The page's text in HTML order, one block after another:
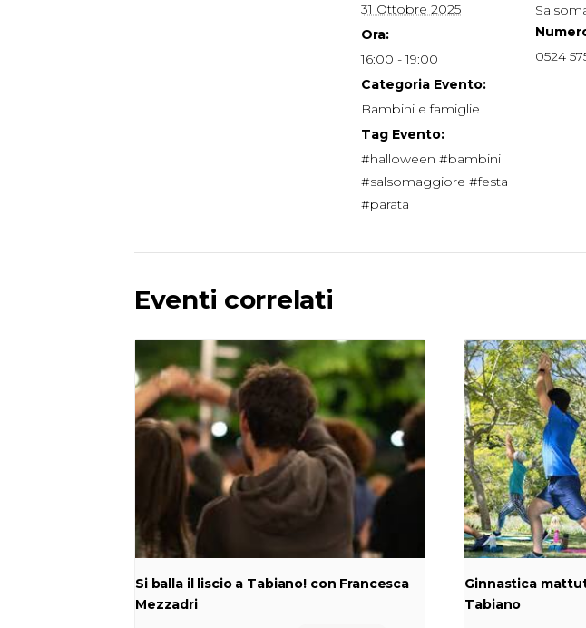
31 Ottobre 2025
Ora:
16:00 - 19:00
Categoria Evento:
Bambini e famiglie
Tag Evento:
#halloween #bambini
#salsomaggiore #festa
#parata
0524
Eventi correlati
Si balla il liscio a Tabiano! con Francesca
Mezzadri
Ginnastica
Tabiano